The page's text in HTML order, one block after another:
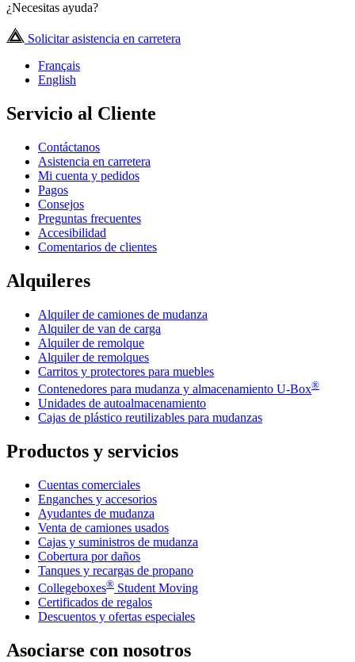
¿Necesitas ayuda?
Solicitar asistencia en carretera
Français
English
Servicio al Cliente
Contáctanos
Asistencia en carretera
Mi cuenta y pedidos
Pagos
Consejos
Preguntas frecuentes
Accesibilidad
Comentarios de clientes
Alquileres
Alquiler de camiones de mudanza
Alquiler de van de carga
Alquiler de remolque
Alquiler de remolques
Carritos y protectores para muebles
Contenedores para mudanza y almacenamiento U-Box®
Unidades de autoalmacenamiento
Cajas de plástico reutilizables para mudanzas
Productos y servicios
Cuentas comerciales
Enganches y accesorios
Ayudantes de mudanza
Venta de camiones usados
Cajas y suministros de mudanza
Cobertura por daños
Tanques y recargas de propano
Collegeboxes® Student Moving
Certificados de regalos
Descuentos y ofertas especiales
Asociarse con nosotros